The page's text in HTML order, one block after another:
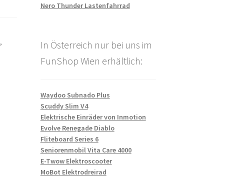
,
Nero Thunder Lastenfahrrad
In Österreich nur bei uns im
FunShop Wien erhältlich:
Waydoo Subnado Plus
Scuddy Slim V4
Elektrische Einräder von Inmotion
Evolve Renegade Diablo
Fliteboard Series 6
Seniorenmobil Vita Care 4000
E-Twow Elektroscooter
MoBot Elektrodreirad